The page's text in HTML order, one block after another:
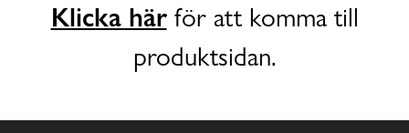
Klicka härför att komma till
produktsidan.